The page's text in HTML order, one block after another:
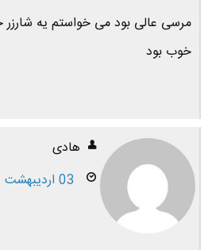
مرسی عالی بود می خواستم یه شارزر
خوب بود
هادی
03 اردیبهشت 1398